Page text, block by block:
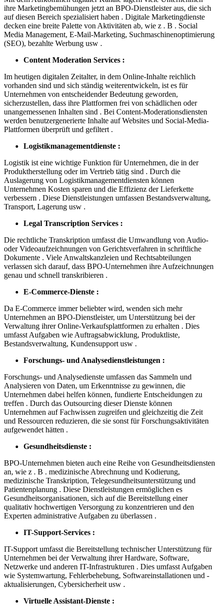
ihre Marketingbemühungen jetzt an BPO-Dienstleister aus, die sich
auf diesen Bereich spezialisiert haben . Digitale Marketingdienste
decken eine breite Palette von Aktivitäten ab, wie z . B . Social
Media Management, E-Mail-Marketing, Suchmaschinenoptimierung
(SEO), bezahlte Werbung usw .
Content Moderation Services :
Im heutigen digitalen Zeitalter, in dem Online-Inhalte reichlich
vorhanden sind und sich ständig weiterentwickeln, ist es für
Unternehmen von entscheidender Bedeutung geworden,
sicherzustellen, dass ihre Plattformen frei von schädlichen oder
unangemessenen Inhalten sind . Bei Content-Moderationsdiensten
werden benutzergenerierte Inhalte auf Websites und Social-Media-
Plattformen überprüft und gefiltert .
Logistikmanagementdienste :
Logistik ist eine wichtige Funktion für Unternehmen, die in der
Produktherstellung oder im Vertrieb tätig sind . Durch die
Auslagerung von Logistikmanagementdiensten können
Unternehmen Kosten sparen und die Effizienz der Lieferkette
verbessern . Diese Dienstleistungen umfassen Bestandsverwaltung,
Transport, Lagerung usw .
Legal Transcription Services :
Die rechtliche Transkription umfasst die Umwandlung von Audio-
oder Videoaufzeichnungen von Gerichtsverfahren in schriftliche
Dokumente . Viele Anwaltskanzleien und Rechtsabteilungen
verlassen sich darauf, dass BPO-Unternehmen ihre Aufzeichnungen
genau und schnell transkribieren .
E-Commerce-Dienste :
Da E-Commerce immer beliebter wird, wenden sich mehr
Unternehmen an BPO-Dienstleister, um Unterstützung bei der
Verwaltung ihrer Online-Verkaufsplattformen zu erhalten . Dies
umfasst Aufgaben wie Auftragsabwicklung, Produktliste,
Bestandsverwaltung, Kundensupport usw .
Forschungs- und Analysedienstleistungen :
Forschungs- und Analysedienste umfassen das Sammeln und
Analysieren von Daten, um Erkenntnisse zu gewinnen, die
Unternehmen dabei helfen können, fundierte Entscheidungen zu
treffen . Durch das Outsourcing dieser Dienste können
Unternehmen auf Fachwissen zugreifen und gleichzeitig die Zeit
und Ressourcen reduzieren, die sie sonst für Forschungsaktivitäten
aufgewendet hätten .
Gesundheitsdienste :
BPO-Unternehmen bieten auch eine Reihe von Gesundheitsdiensten
an, wie z . B . medizinische Abrechnung und Kodierung,
medizinische Transkription, Telegesundheitsunterstützung und
Patientenplanung . Diese Dienstleistungen ermöglichen es
Gesundheitsorganisationen, sich auf die Bereitstellung einer
qualitativ hochwertigen Versorgung zu konzentrieren und den
Experten administrative Aufgaben zu überlassen .
IT-Support-Services :
IT-Support umfasst die Bereitstellung technischer Unterstützung für
Unternehmen bei der Verwaltung ihrer Hardware, Software,
Netzwerke und anderen IT-Infrastrukturen . Dies umfasst Aufgaben
wie Systemwartung, Fehlerbehebung, Softwareinstallationen und -
aktualisierungen, Cybersicherheit usw .
Virtuelle Assistant-Dienste :